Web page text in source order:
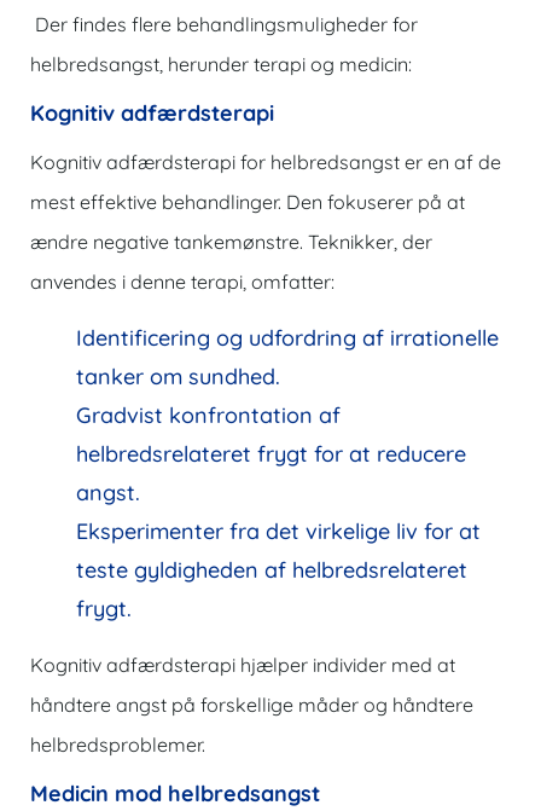
Der findes flere behandlingsmuligheder for
helbredsangst, herunder terapi og medicin:
Kognitiv adfærdsterapi
Kognitiv adfærdsterapi for helbredsangst er en af de
mest effektive behandlinger. Den fokuserer på at
ændre negative tankemønstre. Teknikker, der
anvendes i denne terapi, omfatter:
Identificering og udfordring af irrationelle
tanker om sundhed.
Gradvist konfrontation af
helbredsrelateret frygt for at reducere
angst.
Eksperimenter fra det virkelige liv for at
teste gyldigheden af helbredsrelateret
frygt.
Kognitiv adfærdsterapi hjælper individer med at
håndtere angst på forskellige måder og håndtere
helbredsproblemer.
Medicin mod helbredsangst